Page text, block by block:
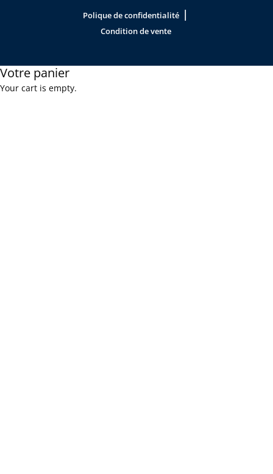
Polique de confidentialité |
Condition de vente
Votre panier
Your cart is empty.